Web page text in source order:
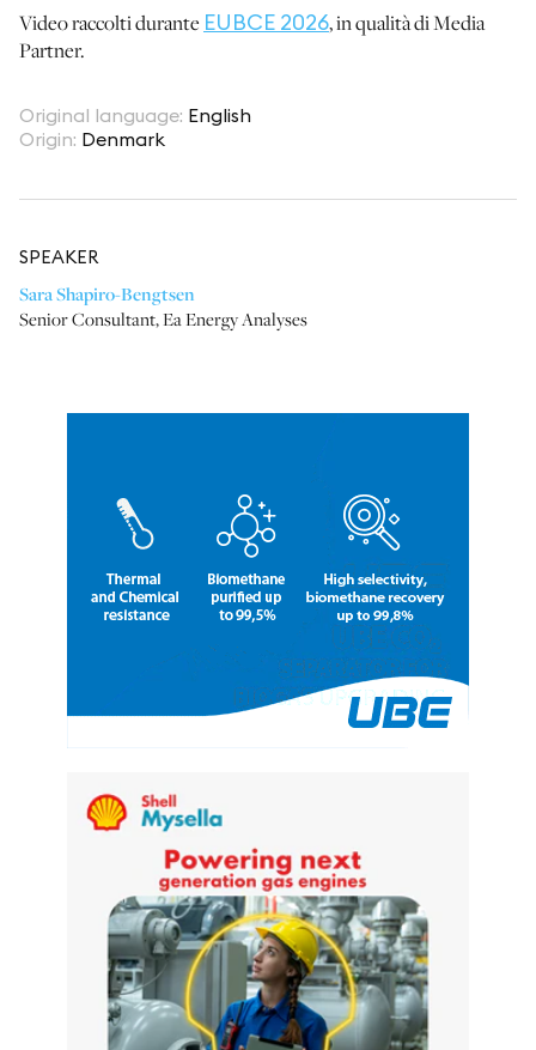
Video raccolti durante EUBCE 2026, in qualità di Media
Partner.
Original language: English
Origin: Denmark
SPEAKER
Sara Shapiro-Bengtsen
Senior Consultant,Ea Energy Analyses